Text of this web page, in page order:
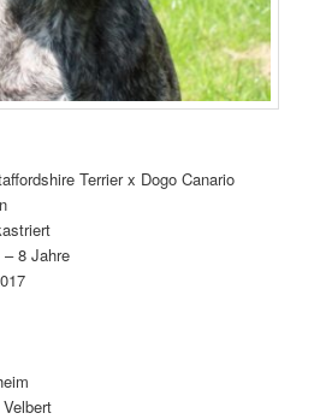
Terrier x Dogo Canario
– 8 Jahre